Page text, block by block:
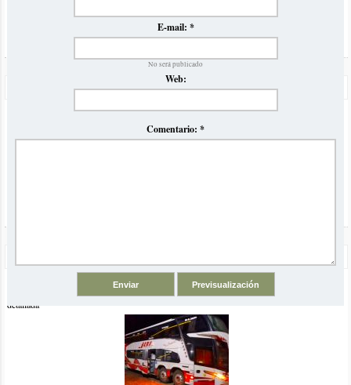
E-mail: *
No será publicado
Web:
Comentario: *
El artículo comentado está vinculado a las siguientes categorías y
Precios Omnibus a Brasil Verano 2023
Volvemos luego de la pandemia con nuestro tradicional
Viajamos desde San Pablo a Buenos Aires en ómnibus con la
empresa JBL y se los contamos con una super crónica
detallada